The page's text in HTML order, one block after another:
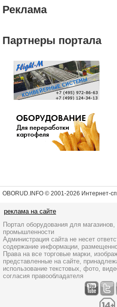
Реклама
Партнеры портала
OBORUD.INFO © 2001-2026 Интернет-
реклама на сайте
Портал оборудования для
промышленности
Администрация сайта не несет
содержание информации,
Права на все торговые марки,
представленные на сайте,
использование текстовых, фото,
согласия правообладателя